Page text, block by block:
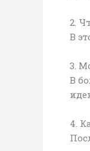
2.
В
3.
В
4.